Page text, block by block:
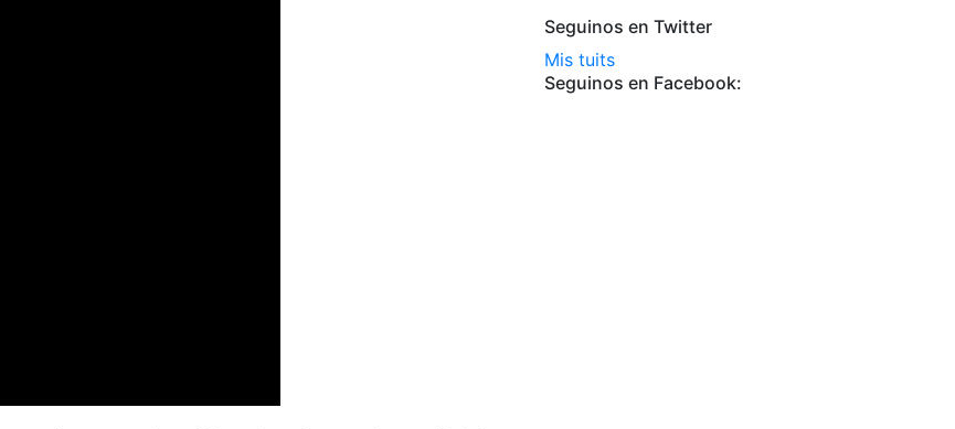
Seguinos en Twitter
Mis tuits
Seguinos en Facebook: